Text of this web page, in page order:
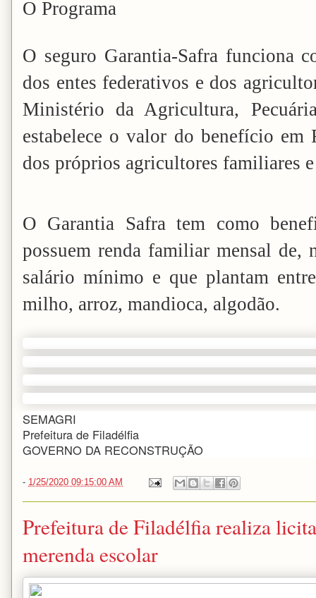
O Programa
O seguro Garantia-Safra funciona
dos entes federativos e dos
Ministério da Agricultura,
estabelece o valor do benefício
dos próprios agricultores familiares
O Garantia Safra tem como
possuem renda familiar mensal
salário mínimo e que plantam
milho, arroz, mandioca, algodão.
SEMAGRI
Prefeitura de Filadélfia
GOVERNO DA RECONSTRUÇÃO
- 1/25/2020 09:15:00 AM
Prefeitura de Filadélfia realiza
merenda escolar